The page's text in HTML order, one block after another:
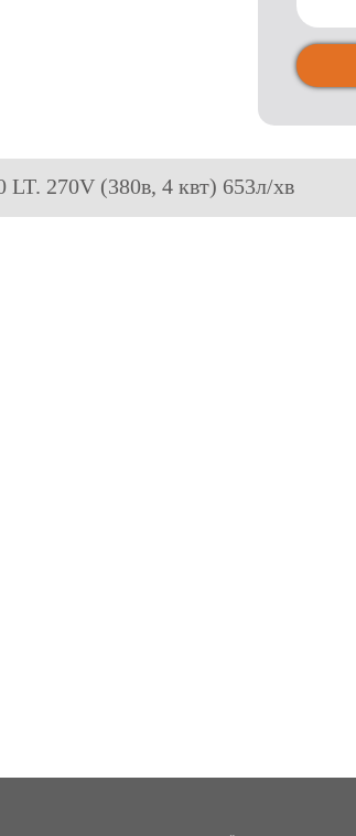
LT. 270V (380в, 4 квт) 653л/хв